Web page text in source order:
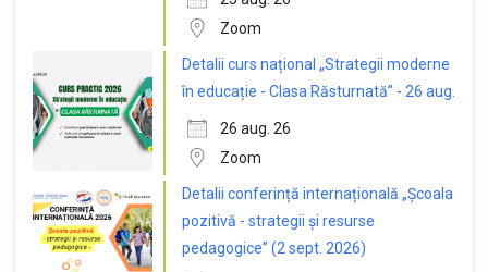
Zoom
Detalii curs național „Strategii moderne
în educație - Clasa Răsturnată” - 26 aug.
26 aug. 26
Zoom
Detalii conferință internațională „Școala
pozitivă - strategii și resurse
pedagogice” (2 sept. 2026)